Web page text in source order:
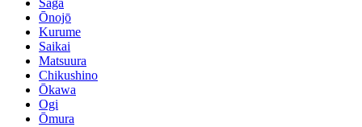
Saga
Ōnojō
Kurume
Saikai
Matsuura
Chikushino
Ōkawa
Ogi
Ōmura